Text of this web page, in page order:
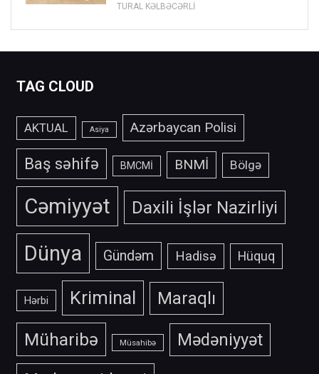
TURAL KƏLBƏCƏRLİ
TAG CLOUD
AKTUAL Asiya Azərbaycan Polisi
Baş səhifə BMCMİ BNMİ Bölgə
Cəmiyyət Daxili İşlər Nazirliyi
Dünya Gündəm Hadisə Hüquq
Hərbi Kriminal Maraqlı
Müharibə Müsahibə
Mədəniyyət